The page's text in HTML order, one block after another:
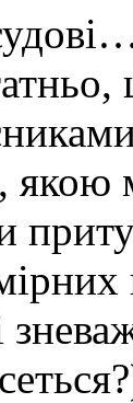
якою